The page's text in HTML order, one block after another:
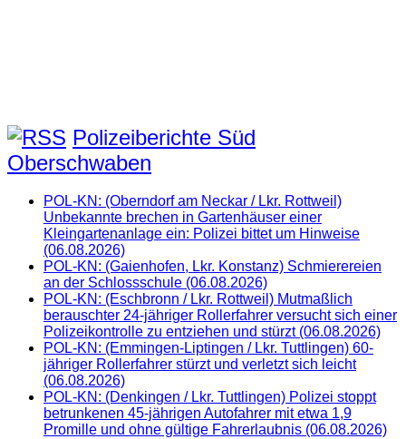
Polizeiberichte Süd
Oberschwaben
POL-KN: (Oberndorf am Neckar / Lkr. Rottweil)
Unbekannte brechen in Gartenhäuser einer
Kleingartenanlage ein: Polizei bittet um Hinweise
(06.08.2026)
POL-KN: (Gaienhofen, Lkr. Konstanz) Schmierereien
an der Schlossschule (06.08.2026)
POL-KN: (Eschbronn / Lkr. Rottweil) Mutmaßlich
berauschter 24-jähriger Rollerfahrer versucht sich einer
Polizeikontrolle zu entziehen und stürzt (06.08.2026)
POL-KN: (Emmingen-Liptingen / Lkr. Tuttlingen) 60-
jähriger Rollerfahrer stürzt und verletzt sich leicht
(06.08.2026)
POL-KN: (Denkingen / Lkr. Tuttlingen) Polizei stoppt
betrunkenen 45-jährigen Autofahrer mit etwa 1,9
Promille und ohne gültige Fahrerlaubnis (06.08.2026)